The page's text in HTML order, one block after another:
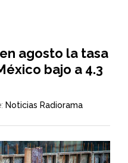
agosto la tasa
bajo a 4.3
Noticias Radiorama